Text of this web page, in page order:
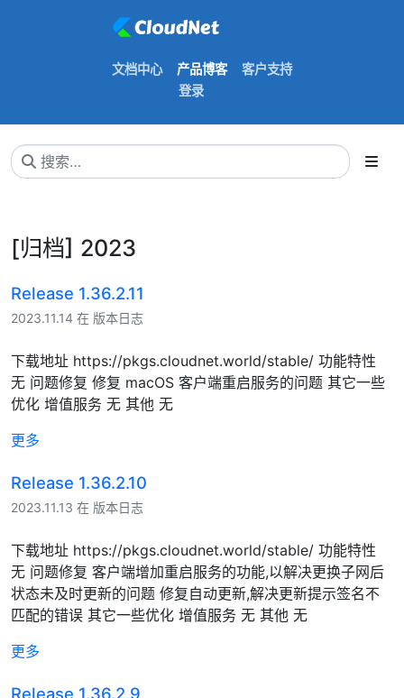
文档中心 产品博客
客户支持
登录
[归档] 2023
Release 1.36.2.11
2023.11.14 在 版本日志
下载地址 https://pkgs.cloudnet.world/stable/ 功能特性
无 问题修复 修复 macOS 客户端重启服务的问题 其它一些
优化 增值服务 无 其他 无
更多
Release 1.36.2.10
2023.11.13 在 版本日志
下载地址 https://pkgs.cloudnet.world/stable/ 功能特性
无 问题修复 客户端增加重启服务的功能,以解决更换子网后
状态未及时更新的问题 修复自动更新,解决更新提示签名不
匹配的错误 其它一些优化 增值服务 无 其他 无
更多
Release 1.36.2.9